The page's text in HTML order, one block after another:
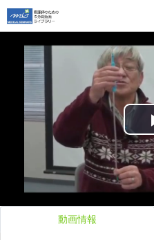
動画情報